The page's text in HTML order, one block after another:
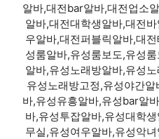
알바,대전bar알바,대전업소
알바,대전대학생알바,대전
우알바,대전퍼블릭알바,대
성룸알바,유성룸보도,유성
알바,유성노래방알바,유성
유성노래방고정,유성야간
바,유성유흥알바,유성bar알
바,유성투잡알바,유성대학
무실,유성여우알바,유성악